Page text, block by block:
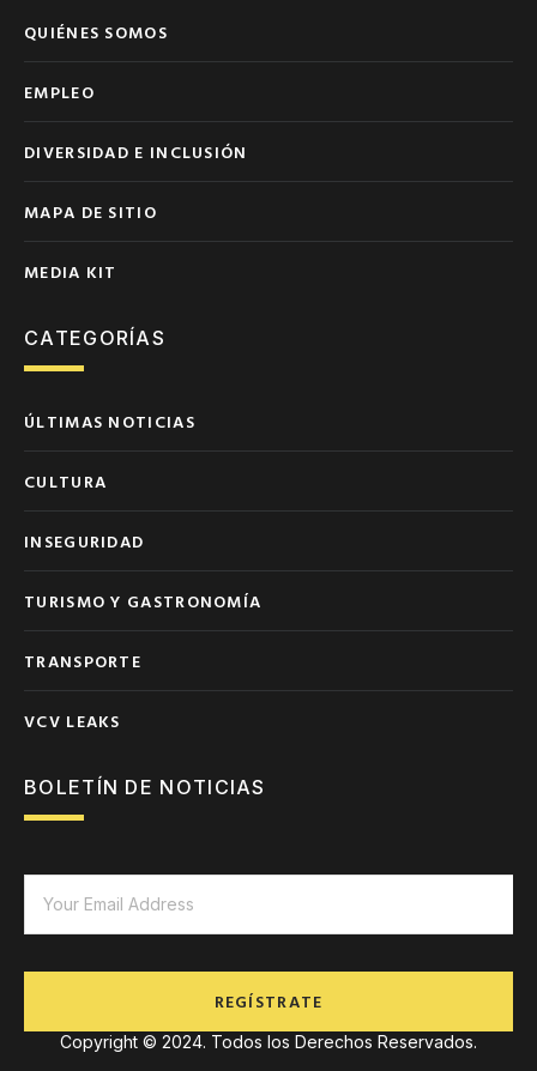
QUIÉNES SOMOS
EMPLEO
DIVERSIDAD E INCLUSIÓN
MAPA DE SITIO
MEDIA KIT
CATEGORÍAS
ÚLTIMAS NOTICIAS
CULTURA
INSEGURIDAD
TURISMO Y GASTRONOMÍA
TRANSPORTE
VCV LEAKS
BOLETÍN DE NOTICIAS
REGÍSTRATE
Copyright © 2024. Todos los Derechos Reservados.